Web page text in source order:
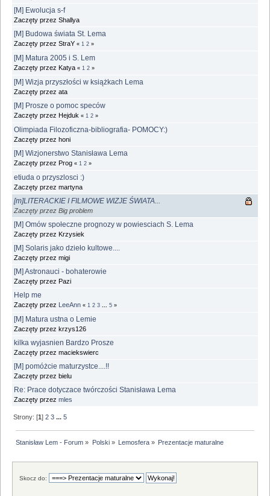
[M] Ewolucja s-f
Zaczęty przez Shallya
[M] Budowa świata St. Lema
Zaczęty przez StraY « 1 2 »
[M] Matura 2005 i S. Lem
Zaczęty przez Katya « 1 2 »
[M] Wizja przyszłości w książkach Lema
Zaczęty przez ata
[M] Prosze o pomoc speców
Zaczęty przez Hejduk « 1 2 »
Olimpiada Filozoficzna-bibliografia- POMOCY:)
Zaczęty przez honi
[M] Wizjonerstwo Stanisława Lema
Zaczęty przez Prog « 1 2 »
etiuda o przyszlosci :)
Zaczęty przez martyna
[m]LITERACKIE I FILMOWE WIZJE ŚWIATA...
Zaczęty przez Big problem
[M] Omów społeczne prognozy w powiesciach S. Lema
Zaczęty przez Krzysiek
[M] Solaris jako dzieło kultowe....
Zaczęty przez migi
[M] Astronauci - bohaterowie
Zaczęty przez Pazi
Help me
Zaczęty przez LeeAnn « 1 2 3 5 »
[M] Matura ustna o Lemie
Zaczęty przez krzys126
kilka wyjasnien Bardzo Prosze
Zaczęty przez maciekswierc
[M] pomóżcie maturzystce....!!
Zaczęty przez bielu
Re: Prace dotyczace twórczości Stanisława Lema
Zaczęty przez mles
Strony: [1]2 3 ...5
Stanisław Lem - Forum » Polski» Lemosfera» Prezentacje maturalne
Skocz do: